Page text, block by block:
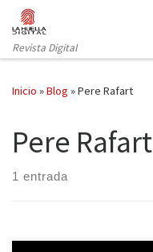
Saltar al contenido
Revista Digital
Inicio »Blog »Pere Rafart
Pere Rafart
1 entrada